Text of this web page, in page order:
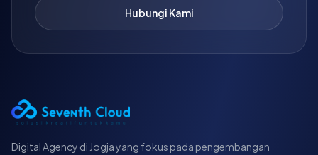
Hubungi Kami
Digital Agency di Jogja yang fokus pada pengembangan